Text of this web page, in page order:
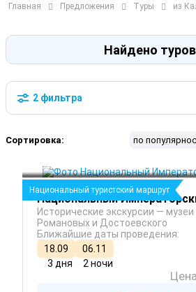
Главная Предложения Туры из
Найдено
2 фильтра
Сортировка: по
Омск
Национальный туристский маршрут
Национальный
Исторические экскурсии —
Романовых и Достоевского
Ближайшие даты проведения:
18.09
06.11
3 дня
2 ночи